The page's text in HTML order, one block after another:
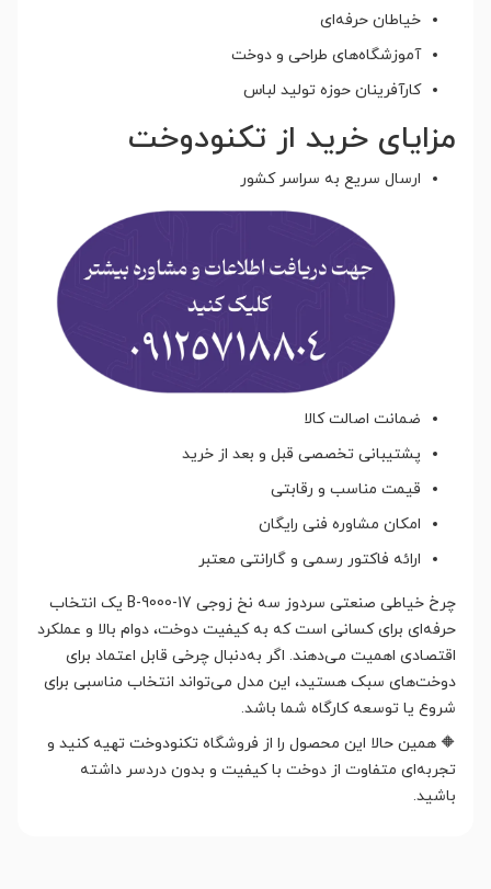
خیاطان حرفه‌ای
آموزشگاه‌های طراحی و دوخت
کارآفرینان حوزه تولید لباس
مزایای خرید از تکنودوخت
ارسال سریع به سراسر کشور
ضمانت اصالت کالا
پشتیبانی تخصصی قبل و بعد از خرید
قیمت مناسب و رقابتی
امکان مشاوره فنی رایگان
ارائه فاکتور رسمی و گارانتی معتبر
چرخ خیاطی صنعتی سردوز سه نخ زوجی B-9000-17 یک انتخاب
حرفه‌ای برای کسانی است که به کیفیت دوخت، دوام بالا و عملکرد
اقتصادی اهمیت می‌دهند. اگر به‌دنبال چرخی قابل اعتماد برای
دوخت‌های سبک هستید، این مدل می‌تواند انتخاب مناسبی برای
شروع یا توسعه کارگاه شما باشد.
🔶 همین حالا این محصول را از فروشگاه تکنودوخت تهیه کنید و
تجربه‌ای متفاوت از دوخت با کیفیت و بدون دردسر داشته
باشید.